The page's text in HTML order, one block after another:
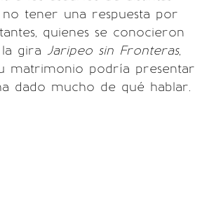
tener una respuesta por
quienes se conocieron
gira Jaripeo sin Fronteras,
matrimonio podría presentar
dado mucho de qué hablar.